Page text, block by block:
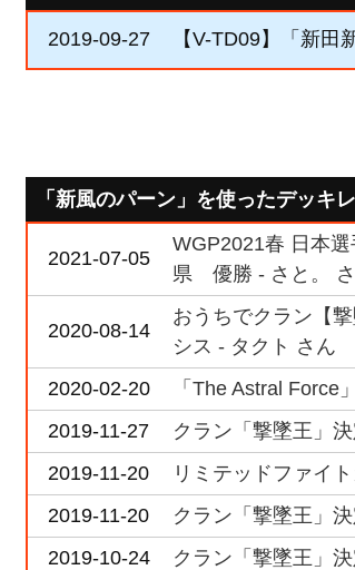
2019-09-27 【V-TD09】「新田
「新風のパーン」を使ったデッキ
2021-07-05
WGP2021春 日本
県 優勝 - さと。
2020-08-14
おうちでクラン【
シス - タクト さん
2020-02-20
「The Astral Force
2019-11-27
クラン「撃墜王」
2019-11-20
リミテッドファイ
2019-11-20
クラン「撃墜王」
2019-10-24
クラン「撃墜王」